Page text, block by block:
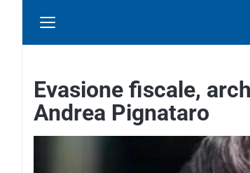
Evasione fiscale,
Andrea Pignataro